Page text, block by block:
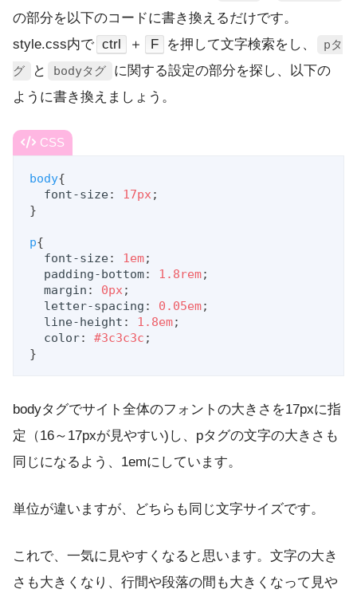
の部分を以下のコードに書き換えるだけです。
style.css内で ctrl ＋ F を押して文字検索をし、
pタ
グ
と bodyタグ
に関する設定の部分を探し、以下の
ように書き換えましょう。
CSS
body{
font-size: 17px ;
}
p{
font-size: 1em;
padding-bottom: 1.8rem;
margin : 0px ;
letter-spacing : 0.05em;
line-height : 1.8em;
color: #3c3c3c ;
}
bodyタグでサイト全体のフォントの大きさを17pxに指
定（16～17pxが見やすい)し、pタグの文字の大きさも
同じになるよう、1emにしています。
単位が違いますが、どちらも同じ文字サイズです。
これで、一気に見やすくなると思います。文字の大き
さも大きくなり、行間や段落の間も大きくなって見や